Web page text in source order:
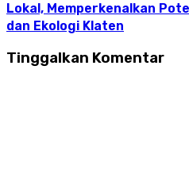
Lokal, Memperkenalkan
dan Ekologi Klaten
Tinggalkan Komentar